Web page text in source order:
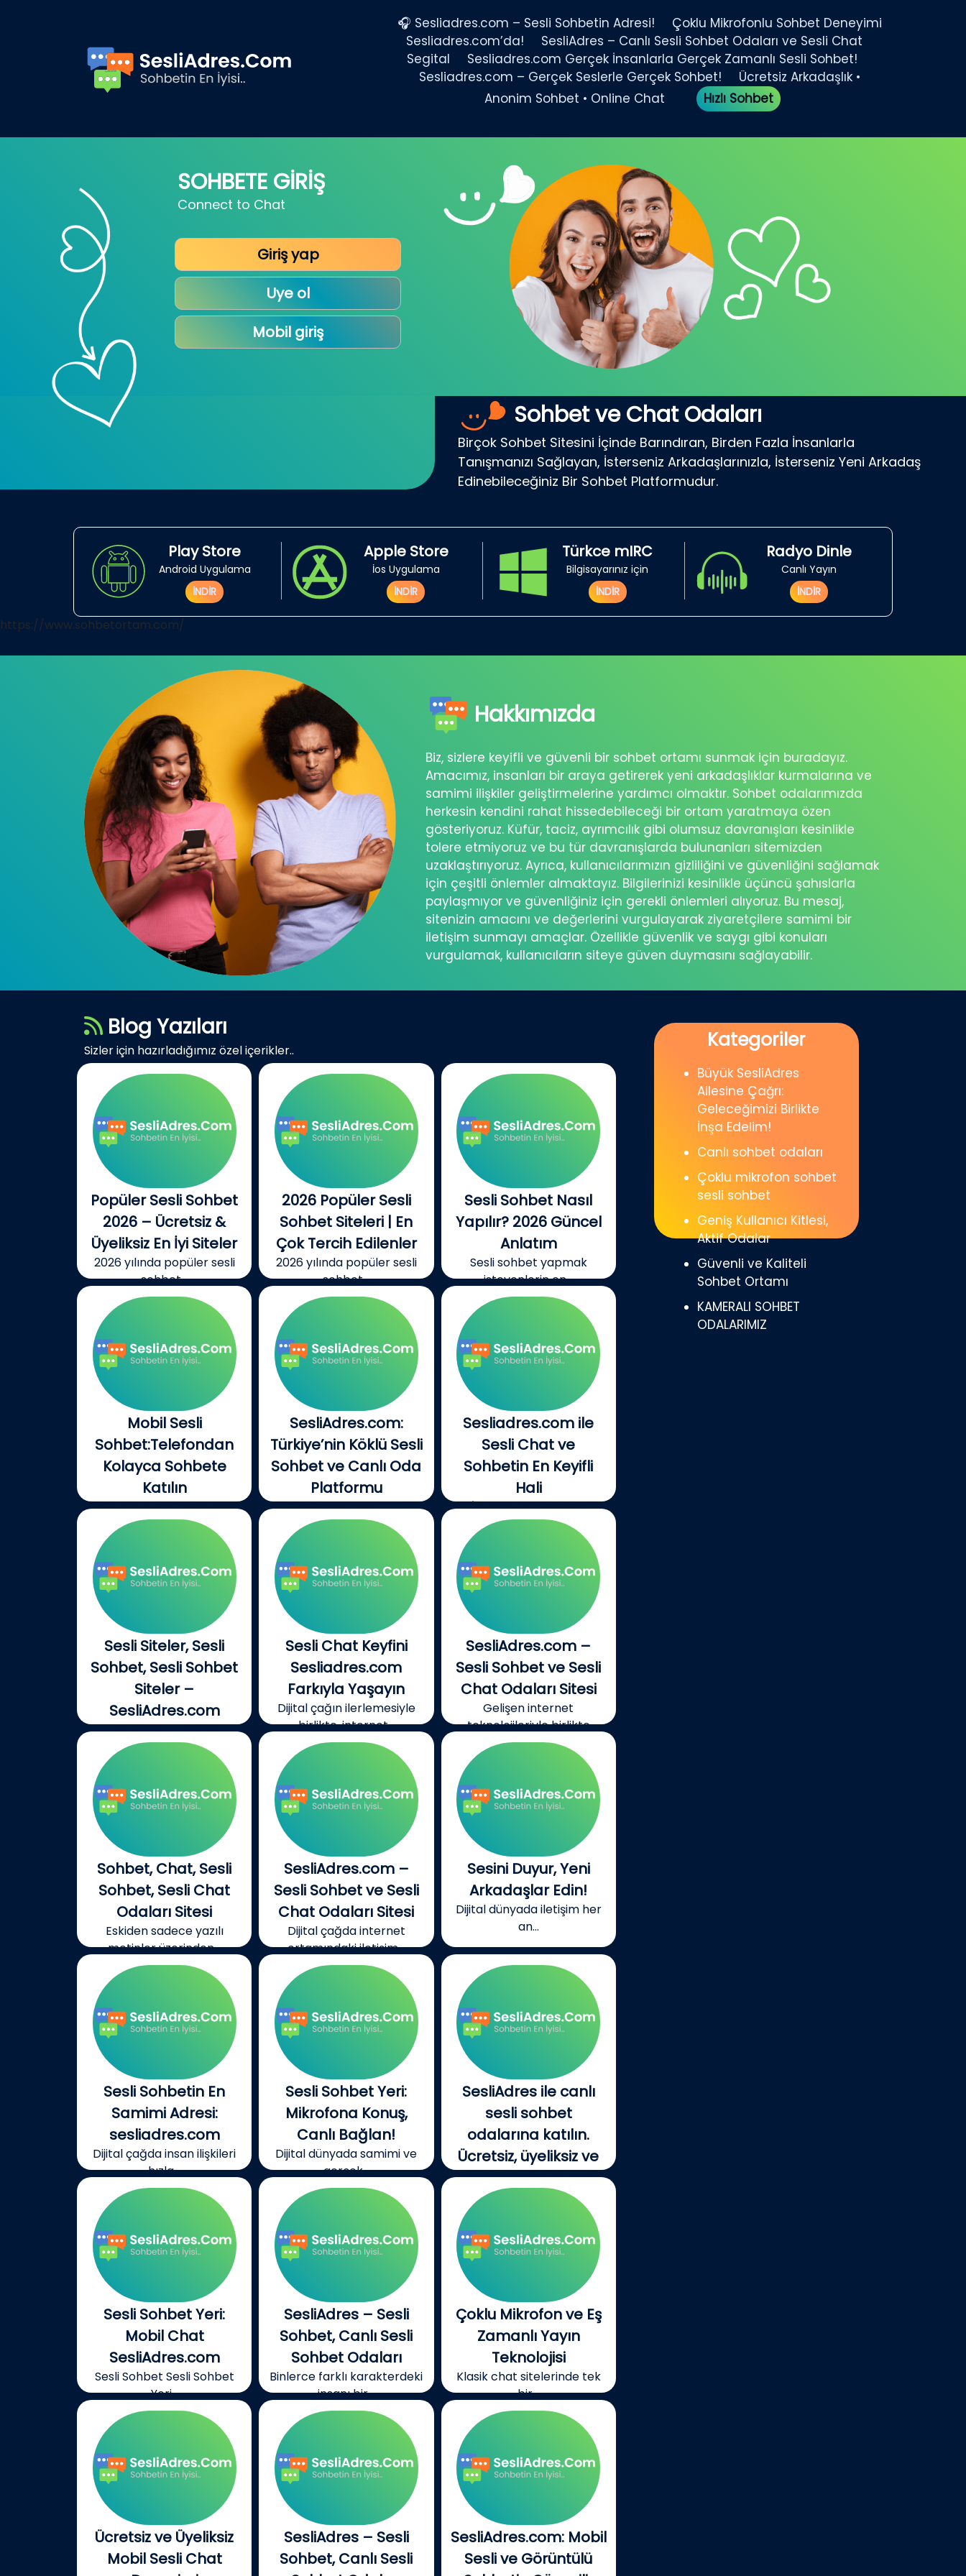
🎧 Sesliadres.com – Sesli Sohbetin Adresi!
Çoklu Mikrofonlu Sohbet Deneyimi
Sesliadres.com’da!
SesliAdres – Canlı Sesli Sohbet Odaları ve Sesli Chat
Segital
Sesliadres.com Gerçek İnsanlarla Gerçek Zamanlı Sesli Sohbet!
Sesliadres.com – Gerçek Seslerle Gerçek Sohbet!
Ücretsiz Arkadaşlık •
Anonim Sohbet • Online Chat
Hızlı Sohbet
SOHBETE GİRİŞ
Connect to Chat
Giriş yap
Uye ol
Mobil giriş
Sohbet ve Chat Odaları
Birçok Sohbet Sitesini İçinde Barındıran, Birden Fazla İnsanlarla
Tanışmanızı Sağlayan, İsterseniz Arkadaşlarınızla, İsterseniz Yeni Arkadaş
Edinebileceğiniz Bir Sohbet Platformudur.
Play Store
Android Uygulama
İNDİR
Apple Store
İos Uygulama
İNDİR
Türkce mIRC
Bilgisayarınız için
İNDİR
Radyo Dinle
Canlı Yayın
İNDİR
https://www.sohbetortam.com/
Hakkımızda
Biz, sizlere keyifli ve güvenli bir sohbet ortamı sunmak için buradayız.
Amacımız, insanları bir araya getirerek yeni arkadaşlıklar kurmalarına ve
samimi ilişkiler geliştirmelerine yardımcı olmaktır. Sohbet odalarımızda
herkesin kendini rahat hissedebileceği bir ortam yaratmaya özen
gösteriyoruz. Küfür, taciz, ayrımcılık gibi olumsuz davranışları kesinlikle
tolere etmiyoruz ve bu tür davranışlarda bulunanları sitemizden
uzaklaştırıyoruz. Ayrıca, kullanıcılarımızın gizliliğini ve güvenliğini sağlamak
için çeşitli önlemler almaktayız. Bilgilerinizi kesinlikle üçüncü şahıslarla
paylaşmıyor ve güvenliğiniz için gerekli önlemleri alıyoruz. Bu mesaj,
sitenizin amacını ve değerlerini vurgulayarak ziyaretçilere samimi bir
iletişim sunmayı amaçlar. Özellikle güvenlik ve saygı gibi konuları
vurgulamak, kullanıcıların siteye güven duymasını sağlayabilir.
Blog Yazıları
Sizler için hazırladığımız özel içerikler..
Popüler Sesli Sohbet
2026 – Ücretsiz &
Üyeliksiz En İyi Siteler
2026 yılında popüler sesli
sohbet...
2026 Popüler Sesli
Sohbet Siteleri | En
Çok Tercih Edilenler
2026 yılında popüler sesli
sohbet...
Sesli Sohbet Nasıl
Yapılır? 2026 Güncel
Anlatım
Sesli sohbet yapmak
isteyenlerin en...
Mobil Sesli
Sohbet:Telefondan
Kolayca Sohbete
Katılın
Akıllı telefonlar hayatımızın
merkezine oturdu....
SesliAdres.com:
Türkiye’nin Köklü Sesli
Sohbet ve Canlı Oda
Platformu
SesliAdres.com, 2001
yılından bu yana...
Sesliadres.com ile
Sesli Chat ve
Sohbetin En Keyifli
Hali
İnternet dünyasında
insanlarla iletişim
Sesli Siteler, Sesli
Sohbet, Sesli Sohbet
Siteler –
SesliAdres.com
Dijital çağın getirdiği
yeniliklerle birlikte,...
Sesli Chat Keyfini
Sesliadres.com
Farkıyla Yaşayın
Dijital çağın ilerlemesiyle
birlikte, internet...
SesliAdres.com –
Sesli Sohbet ve Sesli
Chat Odaları Sitesi
Gelişen internet
teknolojileriyle birlikte
dijital...
Sohbet, Chat, Sesli
Sohbet, Sesli Chat
Odaları Sitesi
Eskiden sadece yazılı
metinler üzerinden...
SesliAdres.com –
Sesli Sohbet ve Sesli
Chat Odaları Sitesi
Dijital çağda internet
ortamındaki iletişim...
Sesini Duyur, Yeni
Arkadaşlar Edin!
Dijital dünyada iletişim her
an...
Sesli Sohbetin En
Samimi Adresi:
sesliadres.com
Dijital çağda insan ilişkileri
hızla...
Sesli Sohbet Yeri:
Mikrofona Konuş,
Canlı Bağlan!
Dijital dünyada samimi ve
gerçek...
SesliAdres ile canlı
sesli sohbet
odalarına katılın.
Ücretsiz, üyeliksiz ve
kesintisiz mobil sesli
chat deneyimiyle
tanışın ve hemen
Sesli Sohbet: Canlı Odalar
ve...
Sesli Sohbet Yeri:
Mobil Chat
SesliAdres.com
Sesli Sohbet Sesli Sohbet
Yeri...
SesliAdres – Sesli
Sohbet, Canlı Sesli
Sohbet Odaları
Binlerce farklı karakterdeki
insanı bir...
Çoklu Mikrofon ve Eş
Zamanlı Yayın
Teknolojisi
Klasik chat sitelerinde tek
bir...
Ücretsiz ve Üyeliksiz
Mobil Sesli Chat
SesliAdres – Sesli
Sohbet, Canlı Sesli
SesliAdres.com: Mobil
Sesli ve Görüntülü
Kategoriler
Büyük SesliAdres
Ailesine Çağrı:
Geleceğimizi Birlikte
İnşa Edelim!
Canlı sohbet odaları
Çoklu mikrofon sohbet
sesli sohbet
Geniş Kullanıcı Kitlesi,
Aktif Odalar
Güvenli ve Kaliteli
Sohbet Ortamı
KAMERALI SOHBET
ODALARIMIZ